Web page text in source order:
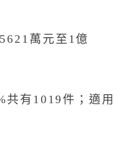
萬元至1億
共有1019件；適用